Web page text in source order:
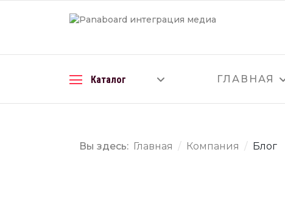
Каталог ГЛАВНАЯ
Вы здесь: Главная Компания Блог